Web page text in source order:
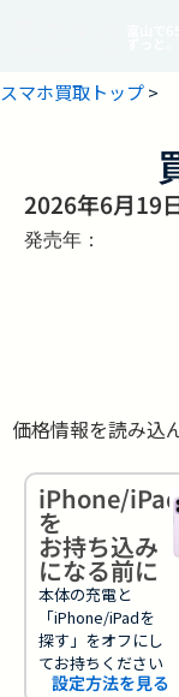
スマホ買取トップ>
2026年6月19
発売年：
価格情報を読み込
iPhone/
を
お持ち込み
になる前に
本体の充電と
「iPhone/iPadを
探す」をオフにし
てお持ちください
設定方法を見る